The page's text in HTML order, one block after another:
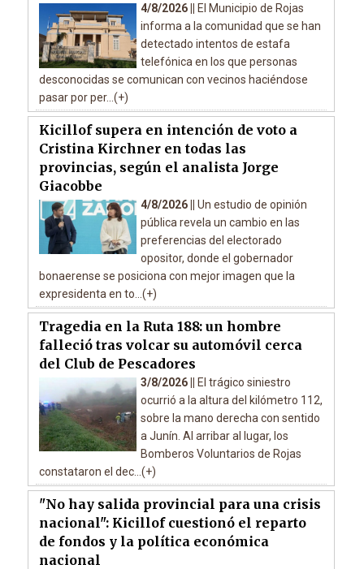
4/8/2026 ||
El Municipio de Rojas
informa a la comunidad que se han
detectado intentos de estafa
telefónica en los que personas
desconocidas se comunican con vecinos haciéndose
pasar por per...(+)
Kicillof supera en intención de voto a
Cristina Kirchner en todas las
provincias, según el analista Jorge
Giacobbe
4/8/2026 || Un estudio de opinión
pública revela un cambio en las
preferencias del electorado
opositor, donde el gobernador
bonaerense se posiciona con mejor imagen que la
expresidenta en to...(+)
Tragedia en la Ruta 188: un hombre
falleció tras volcar su automóvil cerca
del Club de Pescadores
3/8/2026 ||
El trágico siniestro
ocurrió a la altura del kilómetro 112,
sobre la mano derecha con sentido
a Junín. Al arribar al lugar, los
Bomberos Voluntarios de Rojas
constataron el dec...(+)
"No hay salida provincial para una crisis
nacional": Kicillof cuestionó el reparto
de fondos y la política económica
nacional